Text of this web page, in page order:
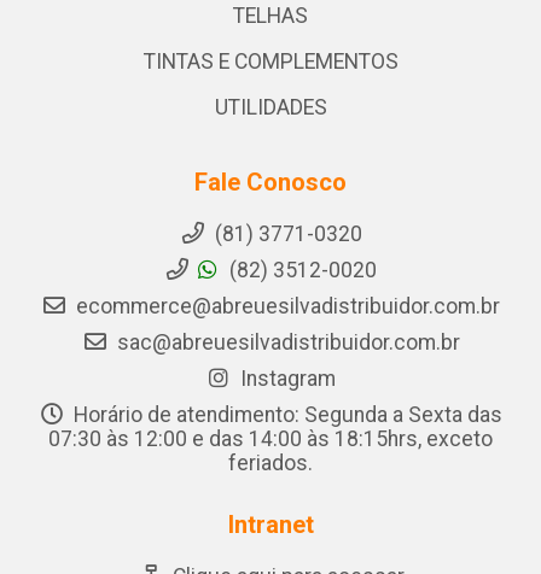
TELHAS
TINTAS E COMPLEMENTOS
UTILIDADES
Fale Conosco
(81) 3771-0320
(82) 3512-0020
ecommerce@abreuesilvadistribuidor.com.br
sac@abreuesilvadistribuidor.com.br
Instagram
Horário de atendimento: Segunda a Sexta das
07:30 às 12:00 e das 14:00 às 18:15hrs, exceto
feriados.
Intranet